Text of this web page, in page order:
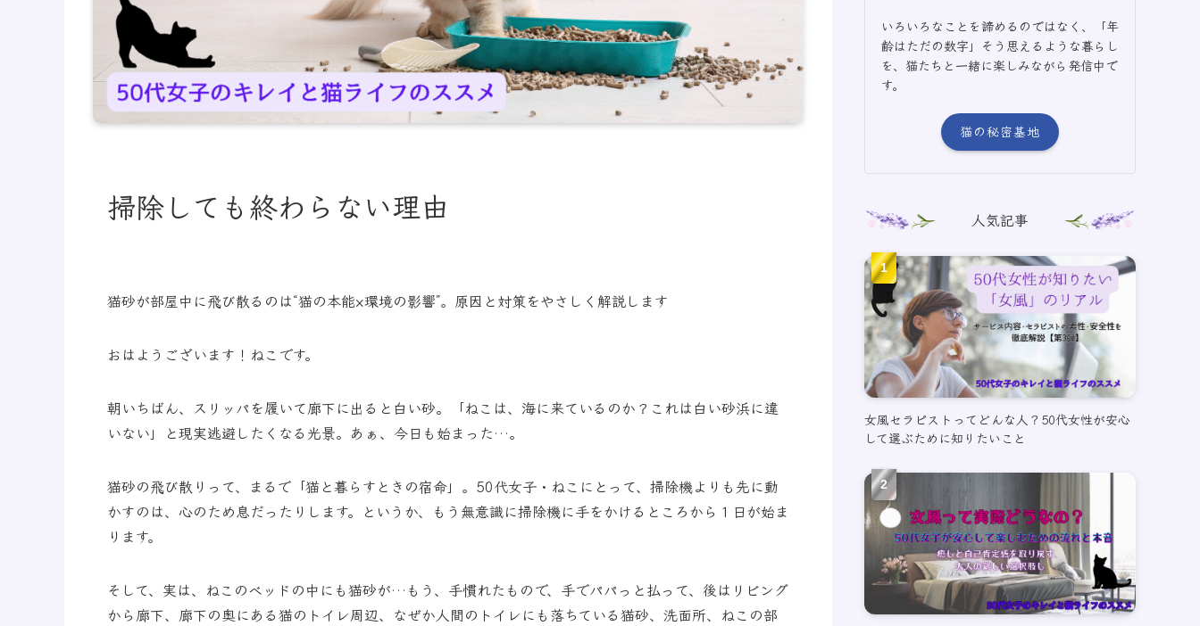
掃除しても終わらない理由
猫砂が部屋中に飛び散るのは“猫の本能×環境の影響”。原因と対策をやさしく解説します
おはようございます！ねこです。
朝いちばん、スリッパを履いて廊下に出ると白い砂。「ねこは、海に来ているのか？これは白い砂浜に違
いない」と現実逃避したくなる光景。あぁ、今日も始まった…。
猫砂の飛び散りって、まるで「猫と暮らすときの宿命」。50代女子・ねこにとって、掃除機よりも先に動
かすのは、心のため息だったりします。というか、もう無意識に掃除機に手をかけるところから１日が始ま
ります。
そして、実は、ねこのベッドの中にも猫砂が…もう、手慣れたもので、手でパパっと払って、後はリビング
から廊下、廊下の奥にある猫のトイレ周辺、なぜか人間のトイレにも落ちている猫砂、洗面所、ねこの部
いろいろなことを諦めるのではなく、「年
齢はただの数字」そう思えるような暮らし
を、猫たちと一緒に楽しみながら発信中で
す。
猫の秘密基地
人気記事
女風セラピストってどんな人？50代女性が安心
して選ぶために知りたいこと